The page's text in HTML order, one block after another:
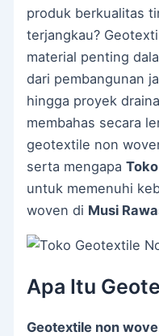
produk berkualitas
terjangkau?
material penting
dari pembangunan
hingga proyek
membahas secara
geotextile non
serta mengapa
untuk memenuhi
woven di Musi
Apa Itu
Geotextile non